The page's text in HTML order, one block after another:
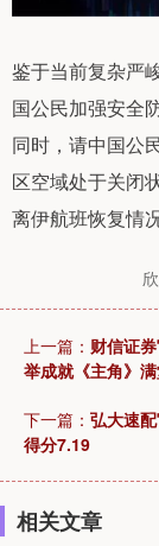
鉴于当前复杂严
国公民加强安全
同时，请中国公
区空域处于关闭
离伊航班恢复情
上一篇： 财信证
举成就《主角》
下一篇： 弘大速
得分7.19
相关文章